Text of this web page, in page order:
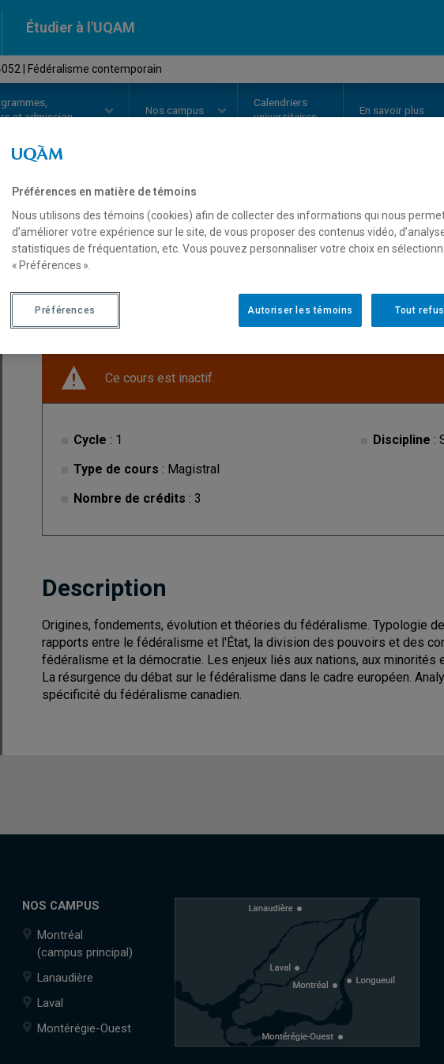
Étudier à l'UQAM
| Fédéralisme contemporain
et admission
Nos campus
Calendriers
universitaires
En savoir plus
COURS// POL4052-Fédéralisme
Description Horaire -
Ce cours est inactif.
Cycle : 1
Type de cours : Magistral
Nombre de crédits : 3
Discipline :
Description
Origines, fondements, évolution et théories du fédéralisme. Typologie
rapports entre le fédéralisme et l'État, la division des pouvoirs et des
fédéralisme et la démocratie. Les enjeux liés aux nations, aux
La résurgence du débat sur le fédéralisme dans le cadre européen.
spécificité du fédéralisme canadien.
NOS CAMPUS
Montréal
(campus principal)
Lanaudière
Laval
Montérégie-Ouest
Préférences en matière de témoins
Nous utilisons des témoins (cookies) afin de collecter des informations qui nous
d’améliorer votre expérience sur le site, de vous proposer des contenus vidéo,
statistiques de fréquentation, etc. Vous pouvez personnaliser votre choix en
« Préférences ».
Tout
Autoriser les témoins
Préférences